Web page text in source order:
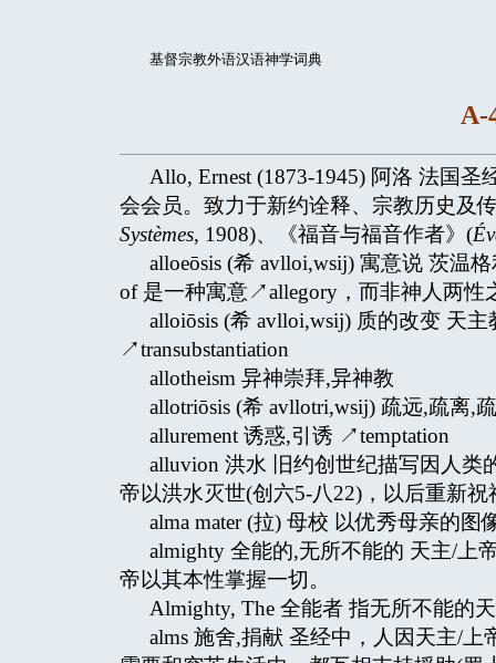
基督宗教外语汉语神学词典
A-
Allo, Ernest (1873-1945) 阿洛 法国
会会员。致力于新约诠释、宗教历史及
Systèmes, 1908)、《福音与福音作者》(
alloeōsis (希 avlloi,wsij) 寓意说 茨温
of 是一种寓意↗allegory，而非神人两性
alloiōsis (希 avlloi,wsij) 质的改变 天
↗transubstantiation
allotheism 异神崇拜,异神教
allotriōsis (希 avllotri,wsij) 疏远,疏离,
allurement 诱惑,引诱 ↗temptation
alluvion 洪水 旧约创世纪描写因人
帝以洪水灭世(创六5-八22)，以后重新
alma mater (拉) 母校 以优秀母亲的图
almighty 全能的,无所不能的 天主/上
帝以其本性掌握一切。
Almighty, The 全能者 指无所不能的
alms 施舍,捐献 圣经中，人因天主/